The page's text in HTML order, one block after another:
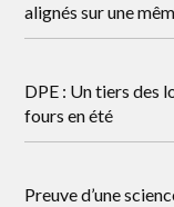
alignés sur une
DPE : Un tiers des
fours en été
Preuve d’une